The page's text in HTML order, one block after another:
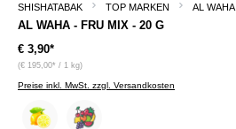
SHISHATABAK TOP MARKEN AL WAHA
AL WAHA - FRU MIX - 20 G
€ 3,90*
(€ 195,00* / 1 kg)
Preise inkl. MwSt. zzgl. Versandkosten